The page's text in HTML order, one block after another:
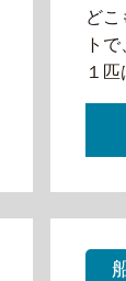
どこ
ト
１